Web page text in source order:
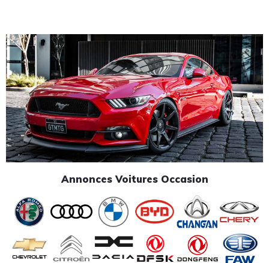
Annonces Voitures Occasion